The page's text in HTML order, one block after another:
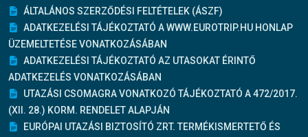
ÁLTALÁNOS SZERZŐDÉSI FELTÉTELEK (ÁSZF)
ADATKEZELÉSI TÁJÉKOZTATÓ A WWW.EUROTRIP.HU HONLAP
ÜZEMELTETÉSE VONATKOZÁSÁBAN
ADATKEZELÉSI TÁJÉKOZTATÓ AZ UTASOKAT ÉRINTŐ
ADATKEZELÉS VONATKOZÁSÁBAN
UTAZÁSI CSOMAGRA VONATKOZÓ TÁJÉKOZTATÓ A 472/2017.
(XII. 28.) KORM. RENDELET ALAPJÁN
EURÓPAI UTAZÁSI BIZTOSÍTÓ ZRT. TERMÉKISMERTETŐ ÉS